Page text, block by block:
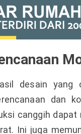
desain yang
dan
canggih
Ini juga